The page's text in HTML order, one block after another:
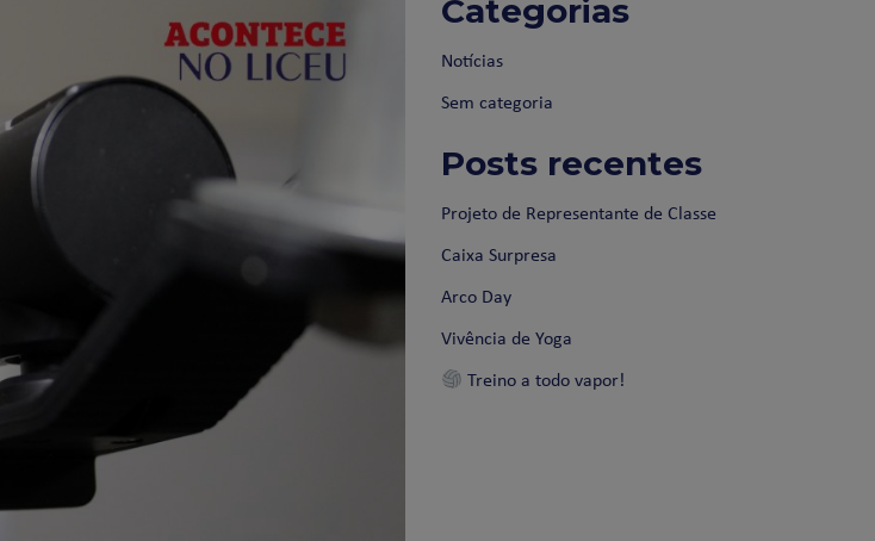
Categorias
Notícias
Sem categoria
Posts recentes
Projeto de Representante de Classe
Caixa Surpresa
Arco Day
Vivência de Yoga
Treino a todo vapor!